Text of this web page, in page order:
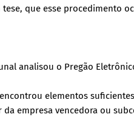
que esse procedimento
analisou o Pregão
elementos
empresa vencedora ou